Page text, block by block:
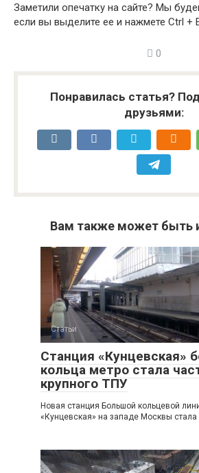
Заметили опечатку на сайте? Мы
если вы выделите ее и нажмете Ctrl +
0
Понравилась статья?
друзьями:
Вам также может быть
Статьи
Станция «Кунцевская»
кольца метро стала
крупного ТПУ
Новая станция Большой кольцевой
«Кунцевская» на западе Москвы стала